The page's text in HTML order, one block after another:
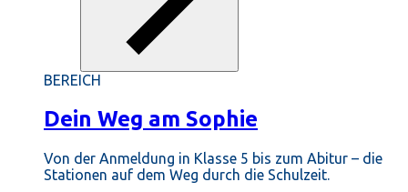
BEREICH
Dein Weg am Sophie
Von der Anmeldung in Klasse 5 bis zum Abitur – die
Stationen auf dem Weg durch die Schulzeit.